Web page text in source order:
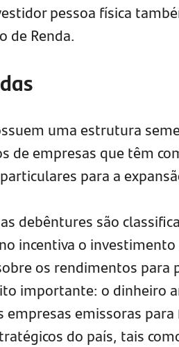
pessoa física
de Renda.
uma estrutura
de empresas que têm
para a
debêntures são
incentiva o
os rendimentos para
importante: o dinheiro
emissoras
do país, tais